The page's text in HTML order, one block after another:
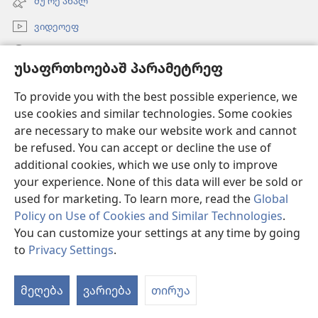
უსაფრთხოებაშ პარამეტრეფ
To provide you with the best possible experience, we
use cookies and similar technologies. Some cookies
are necessary to make our website work and cannot
be refused. You can accept or decline the use of
additional cookies, which we use only to improve
your experience. None of this data will ever be sold or
used for marketing. To learn more, read the Global
Policy on Use of Cookies and Similar Technologies.
You can customize your settings at any time by going
to Privacy Settings.
მეღება ვარიება თირუა
გონწყუმა)
ვიდეოეფ
(ახალ
ფანჯარაშ
გონწყუმა)გინაჯინალ კოშკიშ ᲝᲜᲚᲐᲘᲜᲑᲘᲑᲚᲘᲝᲗᲔᲙᲐ
(ახალ
ფანჯარაშ
გონწყუმა)
JW Hub ®
(ახალ
ფანჯარაშ
გონწყუმა)
Copyright© 2026 Watch Tower Bible and Tract Society of Pennsylvania.
ᲒᲘᲛᲝᲠᲜᲐᲤᲐᲨ ᲬᲔᲡᲔᲤ
ᲣᲡᲐᲤᲠᲗᲮᲝᲔᲑᲐᲨ ᲞᲐᲠᲐᲛᲔᲢᲠᲔᲤ